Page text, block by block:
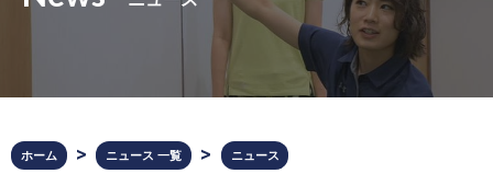
ホーム ニュース 一覧 ニュース